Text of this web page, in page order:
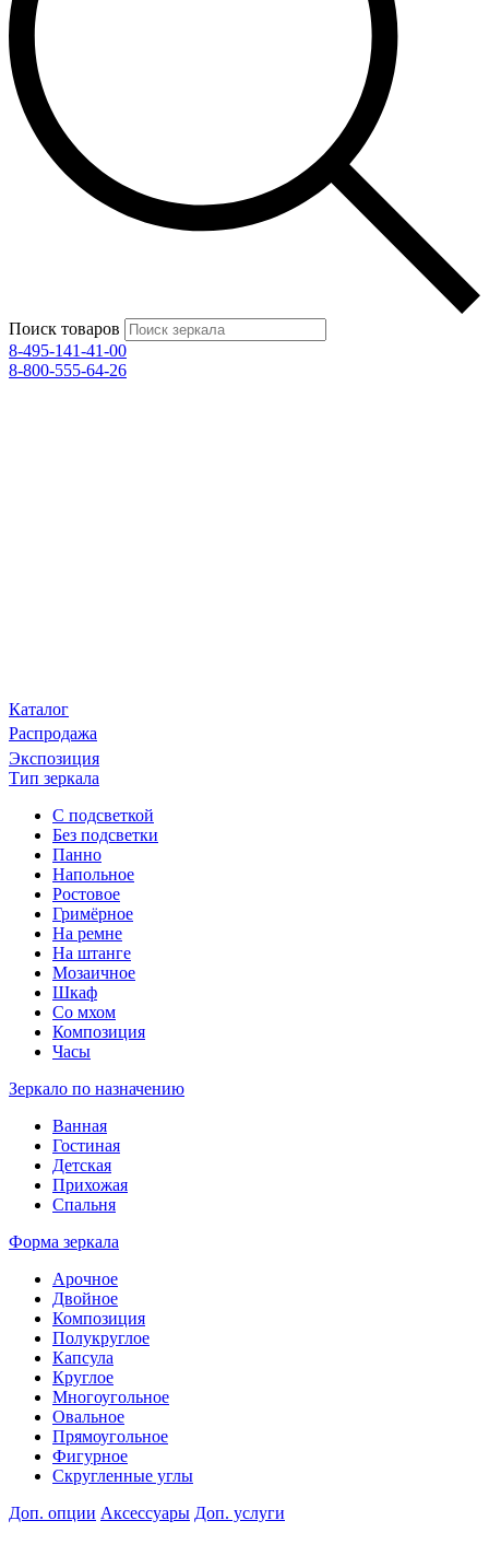
Поиск товаров
8-495-141-41-00
8-800-555-64-26
Каталог
Распродажа
Экспозиция
Тип зеркала
С подсветкой
Без подсветки
Панно
Напольное
Ростовое
Гримёрное
На ремне
На штанге
Мозаичное
Шкаф
Со мхом
Композиция
Часы
Зеркало по назначению
Ванная
Гостиная
Детская
Прихожая
Спальня
Форма зеркала
Арочное
Двойное
Композиция
Полукруглое
Капсула
Круглое
Многоугольное
Овальное
Прямоугольное
Фигурное
Скругленные углы
Доп. опции Аксессуары Доп. услуги